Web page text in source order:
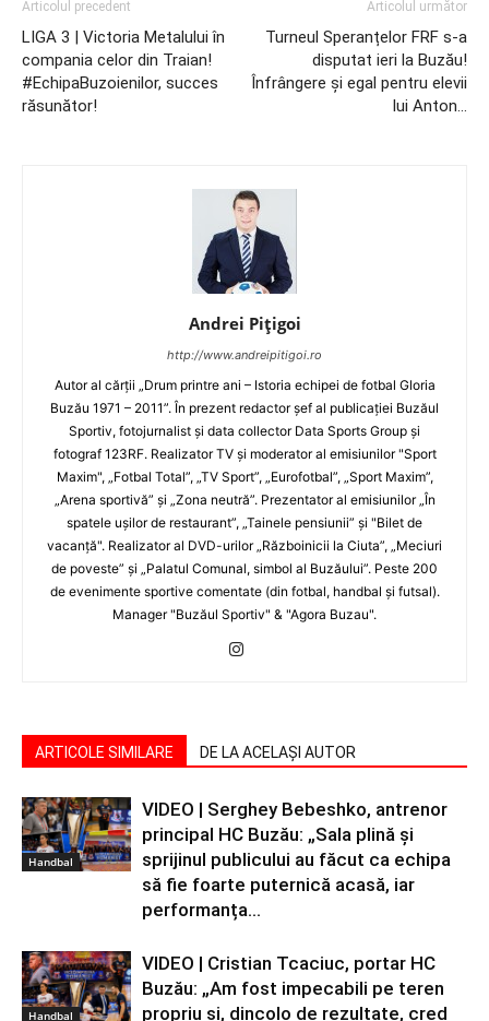
Articolul precedent
LIGA 3 | Victoria Metalului în
compania celor din Traian!
#EchipaBuzoienilor, succes
răsunător!
Articolul următor
Turneul Speranțelor FRF s-a
disputat ieri la Buzău!
Înfrângere şi egal pentru elevii
lui Anton…
Andrei Pițigoi
http://www.andreipitigoi.ro
Autor al cărţii „Drum printre ani – Istoria echipei de fotbal Gloria
Buzău 1971 – 2011”. În prezent redactor şef al publicaţiei Buzăul
Sportiv, fotojurnalist şi data collector Data Sports Group şi
fotograf 123RF. Realizator TV şi moderator al emisiunilor "Sport
Maxim", „Fotbal Total”, „TV Sport”, „Eurofotbal”, „Sport Maxim”,
„Arena sportivă” şi „Zona neutră”. Prezentator al emisiunilor „În
spatele uşilor de restaurant”, „Tainele pensiunii” şi "Bilet de
vacanţă". Realizator al DVD-urilor „Războinicii la Ciuta”, „Meciuri
de poveste” şi „Palatul Comunal, simbol al Buzăului”. Peste 200
de evenimente sportive comentate (din fotbal, handbal şi futsal).
Manager "Buzăul Sportiv" & "Agora Buzau".
ARTICOLE SIMILARE DE LA ACELAȘI AUTOR
Handbal
VIDEO | Serghey Bebeshko, antrenor
principal HC Buzău: „Sala plină și
sprijinul publicului au făcut ca echipa
să fie foarte puternică acasă, iar
performanța...
Handbal
VIDEO | Cristian Tcaciuc, portar HC
Buzău: „Am fost impecabili pe teren
propriu și, dincolo de rezultate, cred